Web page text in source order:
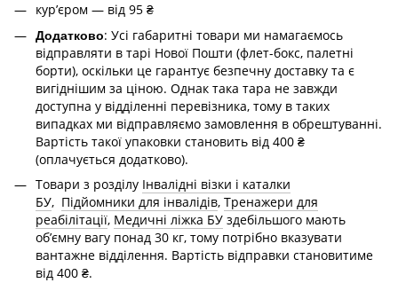
курʼєром — від 95 ₴
Додатково: Усі габаритні товари ми намагаємось
відправляти в тарі Нової Пошти (флет-бокс, палетні
борти), оскільки це гарантує безпечну доставку та є
вигіднішим за ціною. Однак така тара не завжди
доступна у відділенні перевізника, тому в таких
випадках ми відправляємо замовлення в обрештуванні.
Вартість такої упаковки становить від 400 ₴
(оплачується додатково).
Товари з розділу Інвалідні візки і каталки
БУ, Підйомники для інвалідів, Тренажери для
реабілітації, Медичні ліжка БУ здебільшого мають
об’ємну вагу понад 30 кг, тому потрібно вказувати
вантажне відділення. Вартість відправки становитиме
від 400 ₴.